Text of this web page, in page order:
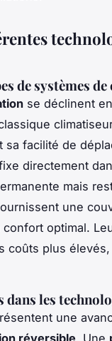
de systèmes
se déclinent
sa facilité de
directement
mais
une
optimal.
coûts plus
les
une